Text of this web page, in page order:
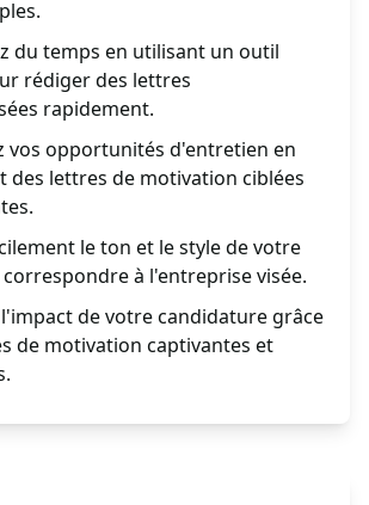
du temps en utilisant un outil
rédiger des lettres
rapidement.
vos opportunités d'entretien en
des lettres de motivation ciblées
le ton et le style de votre
à l'entreprise visée.
de votre candidature grâce
de motivation captivantes et